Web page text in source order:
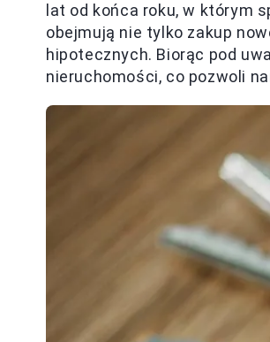
lat od końca roku, w którym
obejmują nie tylko zakup
hipotecznych. Biorąc pod
nieruchomości, co pozwoli